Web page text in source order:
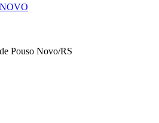
Pouso Novo/RS